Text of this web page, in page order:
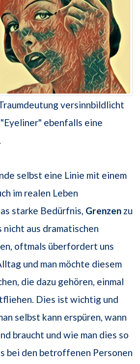
versinnbildlicht
ebenfalls eine
selbst eine Linie mit einem
im realen Leben
starke Bedürfnis, Grenzen zu
nicht aus dramatischen
oftmals überfordert uns
und man möchte diesem
die dazu gehören, einmal
Dies ist wichtig und
selbst kann erspüren, wann
braucht und wie man dies so
bei den betroffenen Personen